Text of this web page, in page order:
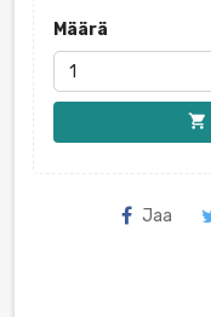
Määrä
shopping_cart
Jaa